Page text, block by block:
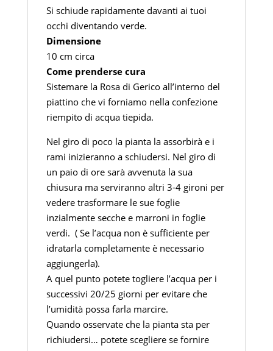
Si schiude rapidamente davanti ai tuoi
occhi diventando verde.
Dimensione
10 cm circa
Come prenderse cura
Sistemare la Rosa di Gerico all’interno del
piattino che vi forniamo nella confezione
riempito di acqua tiepida.
Nel giro di poco la pianta la assorbirà e i
rami inizieranno a schiudersi. Nel giro di
un paio di ore sarà avvenuta la sua
chiusura ma serviranno altri 3-4 gironi per
vedere trasformare le sue foglie
inzialmente secche e marroni in foglie
verdi. ( Se l’acqua non è sufficiente per
idratarla completamente è necessario
aggiungerla).
A quel punto potete togliere l’acqua per i
successivi 20/25 giorni per evitare che
l’umidità possa farla marcire.
Quando osservate che la pianta sta per
richiudersi… potete scegliere se fornire